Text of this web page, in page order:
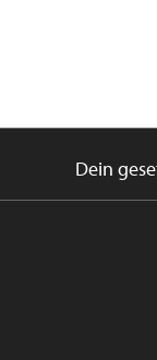
Dein